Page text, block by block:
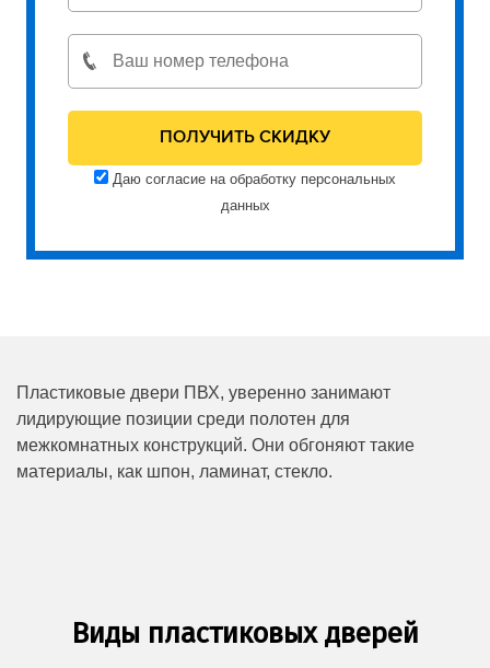
Даю согласие на обработку персональных
данных
Пластиковые двери ПВХ, уверенно занимают
лидирующие позиции среди полотен для
межкомнатных конструкций. Они обгоняют такие
материалы, как шпон, ламинат, стекло.
Виды пластиковых дверей